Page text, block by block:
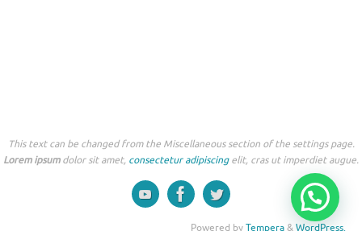
This text can be changed from the Miscellaneous section of the settings page.
Lorem ipsumdolor sit amet, consectetur adipiscingelit, cras ut imperdiet augue.
Powered byTempera&WordPress.